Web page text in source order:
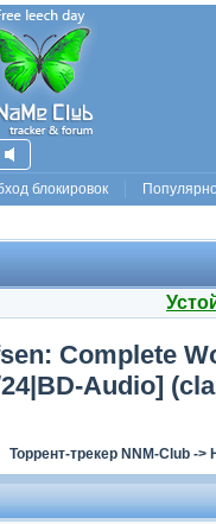
блокировок
Complete
24|BD-Audio]
Торрент-трекер NNM-Club->